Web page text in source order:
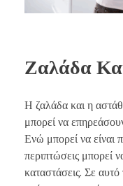
Ζαλάδα
Η ζαλάδα και η
μπορεί να
Ενώ μπορεί να είναι
περιπτώσεις μπορεί
καταστάσεις. Σε